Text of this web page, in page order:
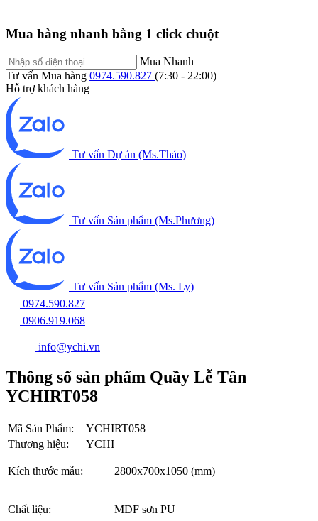
Mua hàng nhanh bằng 1 click chuột
Mua Nhanh
Tư vấn Mua hàng 0974.590.827 (7:30 - 22:00)
Hỗ trợ khách hàng
Tư vấn Dự án (Ms.Thảo)
Tư vấn Sản phẩm (Ms.Phương)
Tư vấn Sản phẩm (Ms. Ly)
0974.590.827
0906.919.068
info@ychi.vn
Thông số sản phẩm Quầy Lễ Tân
YCHIRT058
Mã Sản Phẩm:
YCHIRT058
Thương hiệu:
YCHI
Kích thước mẫu: 2800x700x1050 (mm)
Chất liệu: MDF sơn PU